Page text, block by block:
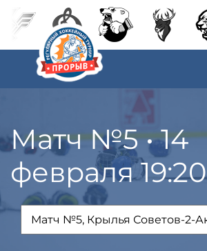
Матч №5 • 14
февраля 19:20